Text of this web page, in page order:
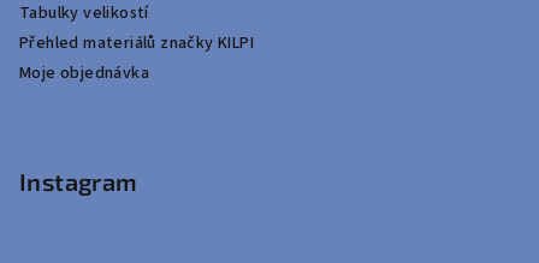
Tabulky velikostí
Přehled materiálů značky KILPI
Moje objednávka
Instagram